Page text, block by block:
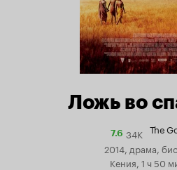
Ложь во
7.6Рейтинг
Кинопоиска
7.6
34K The
2014, драма,
Кения, 1 ч 50